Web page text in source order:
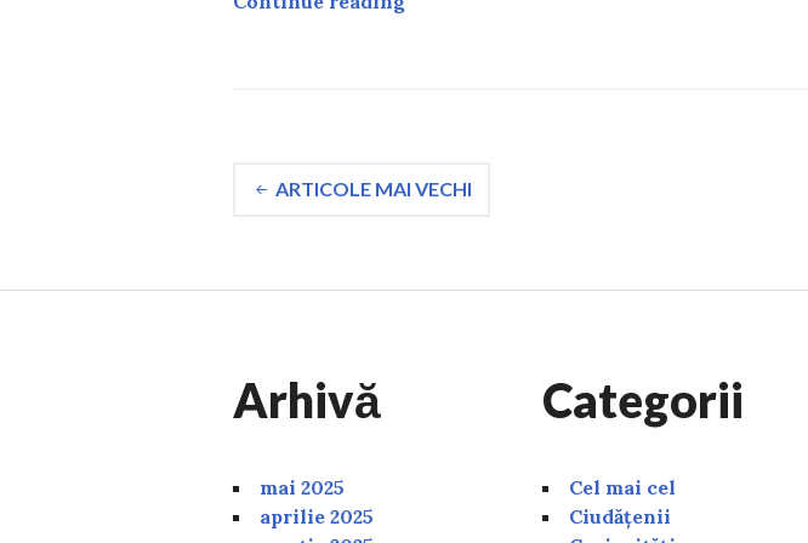
Navigare
ARTICOLE MAI VECHI
Arhivă
mai 2025
aprilie 2025
Categorii
Cel mai cel
Ciudățenii